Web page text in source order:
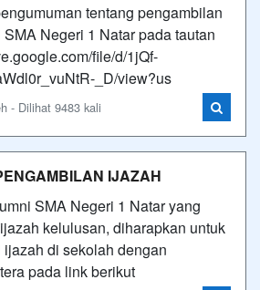
tentang pengambilan
Negeri 1 Natar pada tautan
file/d/1jQf-
_D/view?us
- Dilihat 9483 kali
IJAZAH
SMA Negeri 1 Natar yang
kelulusan, diharapkan untuk
di sekolah dengan
pada link berikut